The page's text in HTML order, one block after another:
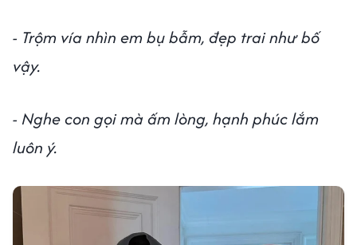
- Trộm vía nhìn em bụ bẫm, đẹp trai như bố
vậy.
- Nghe con gọi mà ấm lòng, hạnh phúc lắm
luôn ý.